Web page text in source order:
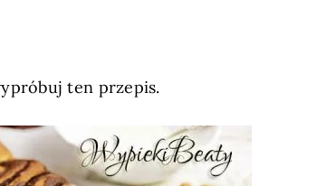
ten przepis.